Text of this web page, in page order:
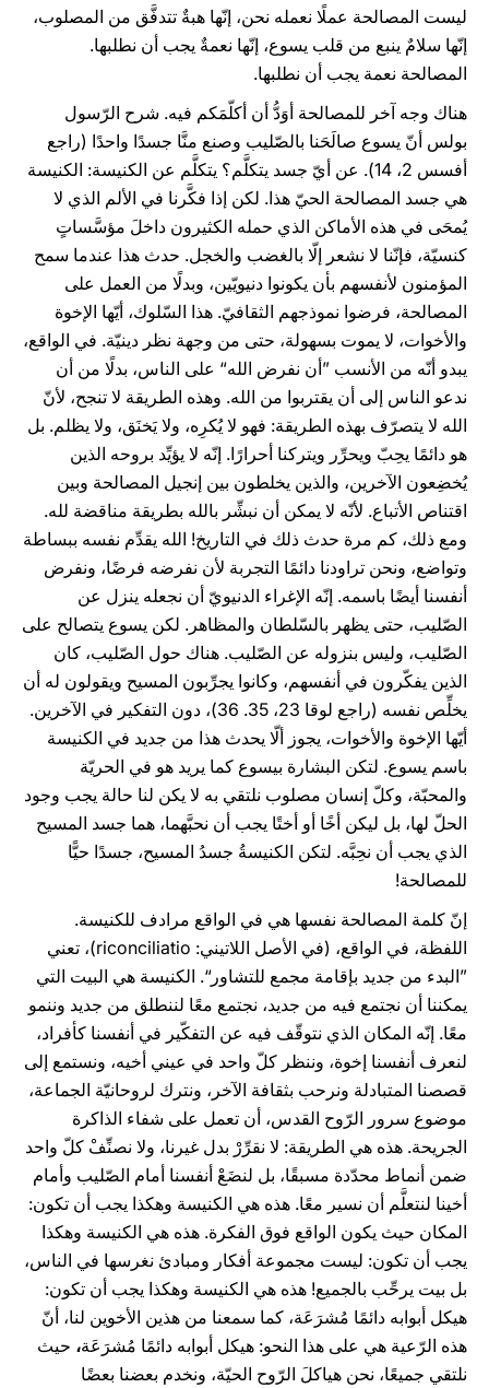
ليست المصالحة عملًا نعمله نحن، إنّها هبةٌ تتدفَّق من المصلوب،
إنّها سلامٌ ينبع من قلب يسوع، إنّها نعمةٌ يجب أن نطلبها.
المصالحة نعمة يجب أن نطلبها.
هناك وجه آخر للمصالحة أوَدُّ أن أكلّمَكم فيه. شرح الرّسول
بولس أنّ يسوع صالَحَنا بالصّليب وصنع منَّا جسدًا واحدًا (راجع
أفسس 2، 14). عن أيّ جسد يتكلَّم؟ يتكلَّم عن الكنيسة: الكنيسة
هي جسد المصالحة الحيّ هذا. لكن إذا فكَّرنا في الألم الذي لا
يُمحَى في هذه الأماكن الذي حمله الكثيرون داخلَ مؤسَّساتٍ
كنسيّة، فإنّنا لا نشعر إلّا بالغضب والخجل. حدث هذا عندما سمح
المؤمنون لأنفسهم بأن يكونوا دنيويّين، وبدلًا من العمل على
المصالحة، فرضوا نموذجهم الثقافيّ. هذا السّلوك، أيّها الإخوة
والأخوات، لا يموت بسهولة، حتى من وجهة نظر دينيّة. في الواقع،
يبدو أنّه من الأنسب ”أن نفرض الله“ على الناس، بدلًا من أن
ندعو الناس إلى أن يقتربوا من الله. وهذه الطريقة لا تنجح، لأنّ
الله لا يتصرّف بهذه الطريقة: فهو لا يُكرِه، ولا يَخنَق، ولا يظلم. بل
هو دائمًا يحِبّ ويحرِّر ويتركنا أحرارًا. إنّه لا يؤيِّد بروحه الذين
يُخضِعون الآخرين، والذين يخلطون بين إنجيل المصالحة وبين
اقتناص الأتباع. لأنّه لا يمكن أن نبشِّر بالله بطريقة مناقضة لله.
ومع ذلك، كم مرة حدث ذلك في التاريخ! الله يقدِّم نفسه ببساطة
وتواضع، ونحن تراودنا دائمًا التجربة لأن نفرضه فرضًا، ونفرض
أنفسنا أيضًا باسمه. إنّه الإغراء الدنيويّ أن نجعله ينزل عن
الصّليب، حتى يظهر بالسّلطان والمظاهر. لكن يسوع يتصالح على
الصّليب، وليس بنزوله عن الصّليب. هناك حول الصّليب، كان
الذين يفكّرون في أنفسهم، وكانوا يجرِّبون المسيح ويقولون له أن
يخلِّص نفسه (راجع لوقا 23، 35. 36)، دون التفكير في الآخرين.
أيّها الإخوة والأخوات، يجوز ألّا يحدث هذا من جديد في الكنيسة
باسم يسوع. لتكن البشارة بيسوع كما يريد هو في الحريّة
والمحبّة، وكلّ إنسان مصلوب نلتقي به لا يكن لنا حالة يجب وجود
الحلّ لها، بل ليكن أخًا أو أختًا يجب أن نحبَّهما، هما جسد المسيح
الذي يجب أن نحِبَّه. لتكن الكنيسةُ جسدُ المسيح، جسدًا حيًّا
للمصالحة!
إنّ كلمة المصالحة نفسها هي في الواقع مرادف للكنيسة.
اللفظة، في الواقع، (في الأصل اللاتيني: riconciliatio)، تعني
”البدء من جديد بإقامة مجمع للتشاور“. الكنيسة هي البيت التي
يمكننا أن نجتمع فيه من جديد، نجتمع معًا لننطلق من جديد وننمو
معًا. إنّه المكان الذي نتوقّف فيه عن التفكّير في أنفسنا كأفراد،
لنعرف أنفسنا إخوة، وننظر كلّ واحد في عيني أخيه، ونستمع إلى
قصصنا المتبادلة ونرحب بثقافة الآخر، ونترك لروحانيّة الجماعة،
موضوع سرور الرّوح القدس، أن تعمل على شفاء الذاكرة
الجريحة. هذه هي الطريقة: لا نقرِّرْ بدل غيرنا، ولا نصنِّفْ كلّ واحد
ضمن أنماط محدّدة مسبقًا، بل لنضَعْ أنفسنا أمام الصّليب وأمام
أخينا لنتعلَّم أن نسير معًا. هذه هي الكنيسة وهكذا يجب أن تكون:
المكان حيث يكون الواقع فوق الفكرة. هذه هي الكنيسة وهكذا
يجب أن تكون: ليست مجموعة أفكار ومبادئ نغرسها في الناس،
بل بيت يرحِّب بالجميع! هذه هي الكنيسة وهكذا يجب أن تكون:
هيكل أبوابه دائمًا مُشرَعَة، كما سمعنا من هذين الأخوين لنا، أنّ
هذه الرّعية هي على هذا النحو: هيكل أبوابه دائمًا مُشرَعَة، حيث
نلتقي جميعًا، نحن هياكلَ الرّوح الحيّة، ونخدم بعضنا بعضًا